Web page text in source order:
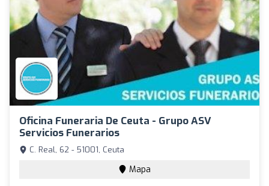
Oficina Funeraria De Ceuta - Grupo ASV
Servicios Funerarios
C. Real, 62 - 51001, Ceuta
Mapa